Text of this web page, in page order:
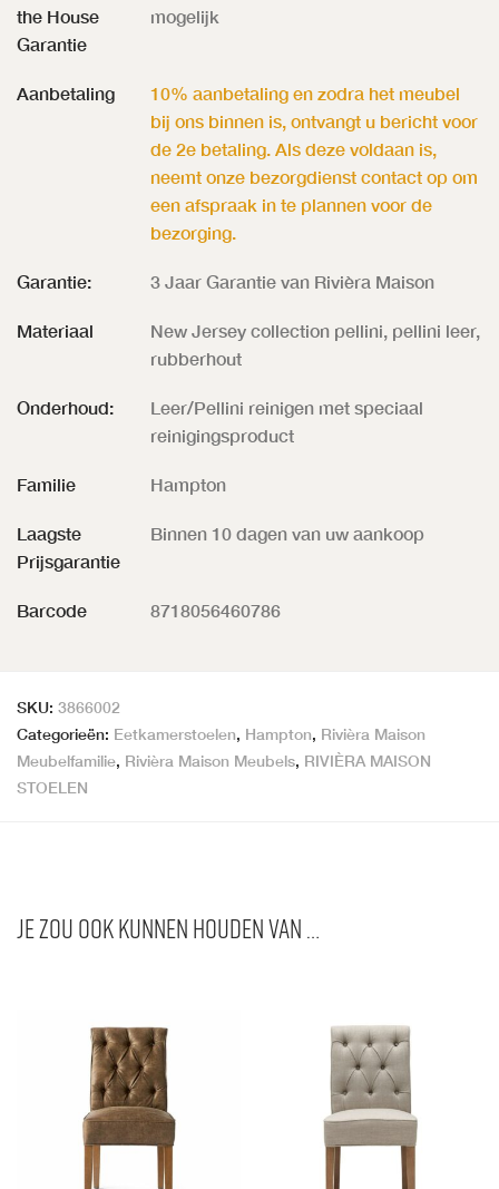
the House
Garantie
mogelijk
Aanbetaling
10% aanbetaling en zodra het meubel
bij ons binnen is, ontvangt u bericht voor
de 2e betaling. Als deze voldaan is,
neemt onze bezorgdienst contact op om
een afspraak in te plannen voor de
bezorging.
Garantie: 3 Jaar Garantie van Rivièra Maison
Materiaal
New Jersey collection pellini, pellini leer,
rubberhout
Onderhoud:
Leer/Pellini reinigen met speciaal
reinigingsproduct
Familie Hampton
Laagste
Prijsgarantie
Binnen 10 dagen van uw aankoop
Barcode 8718056460786
SKU: 3866002
Categorieën: Eetkamerstoelen, Hampton, Rivièra Maison
Meubelfamilie, Rivièra Maison Meubels, RIVIÈRA MAISON
STOELEN
Je zou ook kunnen houden van …